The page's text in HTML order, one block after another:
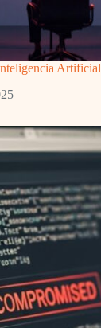
Artificial